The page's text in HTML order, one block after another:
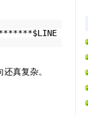
真复杂。